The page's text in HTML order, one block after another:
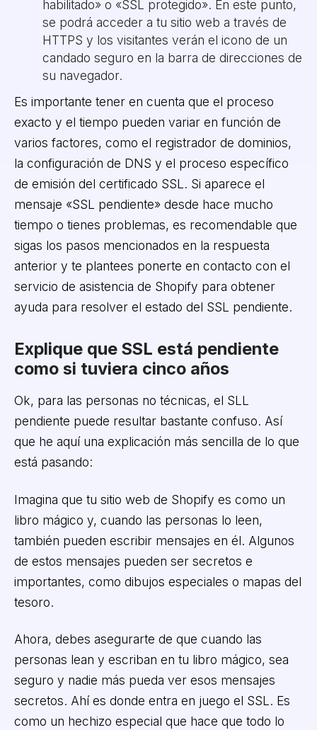
habilitado» o «SSL protegido». En este punto,
se podrá acceder a tu sitio web a través de
HTTPS y los visitantes verán el icono de un
candado seguro en la barra de direcciones de
su navegador.
Es importante tener en cuenta que el proceso
exacto y el tiempo pueden variar en función de
varios factores, como el registrador de dominios,
la configuración de DNS y el proceso específico
de emisión del certificado SSL. Si aparece el
mensaje «SSL pendiente» desde hace mucho
tiempo o tienes problemas, es recomendable que
sigas los pasos mencionados en la respuesta
anterior y te plantees ponerte en contacto con el
servicio de asistencia de Shopify para obtener
ayuda para resolver el estado del SSL pendiente.
Explique que SSL está pendiente
como si tuviera cinco años
Ok, para las personas no técnicas, el SLL
pendiente puede resultar bastante confuso. Así
que he aquí una explicación más sencilla de lo que
está pasando:
Imagina que tu sitio web de Shopify es como un
libro mágico y, cuando las personas lo leen,
también pueden escribir mensajes en él. Algunos
de estos mensajes pueden ser secretos e
importantes, como dibujos especiales o mapas del
tesoro.
Ahora, debes asegurarte de que cuando las
personas lean y escriban en tu libro mágico, sea
seguro y nadie más pueda ver esos mensajes
secretos. Ahí es donde entra en juego el SSL. Es
como un hechizo especial que hace que todo lo